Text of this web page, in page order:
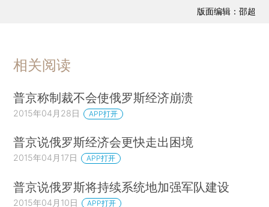
版面编辑：邵超
相关阅读
普京称制裁不会使俄罗斯经济崩溃
2015年04月28日 APP打开
普京说俄罗斯经济会更快走出困境
2015年04月17日 APP打开
普京说俄罗斯将持续系统地加强军队建设
2015年04月10日 APP打开